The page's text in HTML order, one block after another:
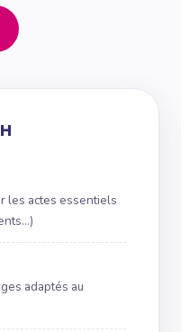
les actes essentiels
adaptés au